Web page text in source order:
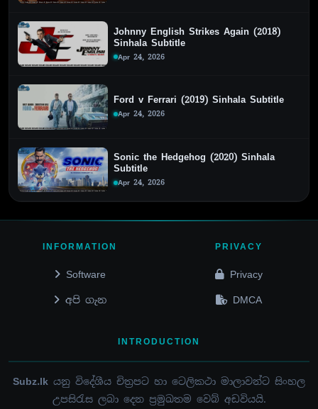
Johnny English Strikes Again (2018)
Sinhala Subtitle
Apr 24, 2026
Ford v Ferrari (2019) Sinhala Subtitle
Apr 24, 2026
Sonic the Hedgehog (2020) Sinhala
Subtitle
Apr 24, 2026
INFORMATION
Software
අපි ගැන
PRIVACY
Privacy
DMCA
INTRODUCTION
Subz.lk යනු විදේශීය චිත්‍රපට හා ටෙලිකථා මාලාවන්ට සිංහල
උපසිරැස ලබා දෙන ප්‍රමුඛතම වෙබ් අඩවියයි.